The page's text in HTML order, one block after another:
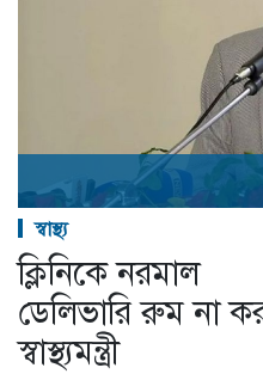
স্বাস্থ্য
ক্লিনিকে নরমাল
ডেলিভারি রুম না
স্বাস্থ্যমন্ত্রী